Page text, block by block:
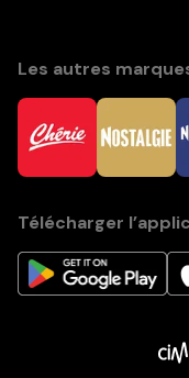
Les autres
Télécharger